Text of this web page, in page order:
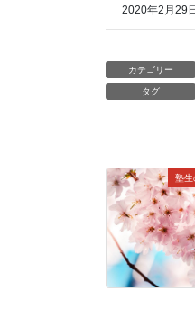
2020年2月29
カテゴリー
タグ
塾生